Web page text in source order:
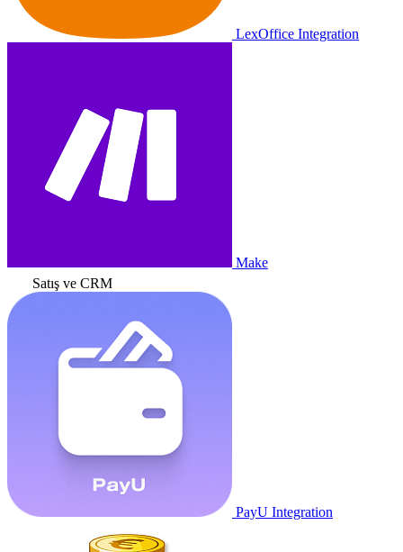
LexOffice Integration
Make
Satış ve CRM
PayU Integration